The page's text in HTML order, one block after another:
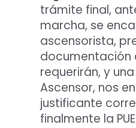
trámite final,
marcha, se
ascensorista,
documentación
requerirán, y
Ascensor, nos
justificante
finalmente la